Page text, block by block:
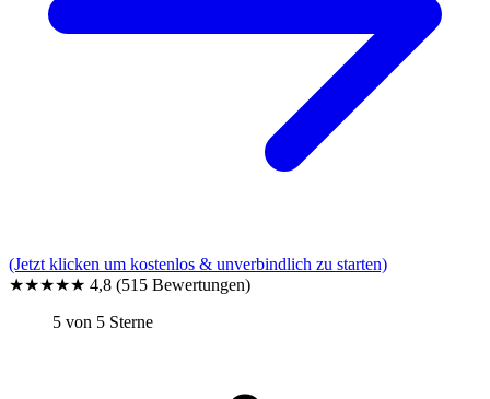
(Jetzt klicken um kostenlos & unverbindlich zu starten)
★★★★★ 4,8 (515 Bewertungen)
5 von 5 Sterne